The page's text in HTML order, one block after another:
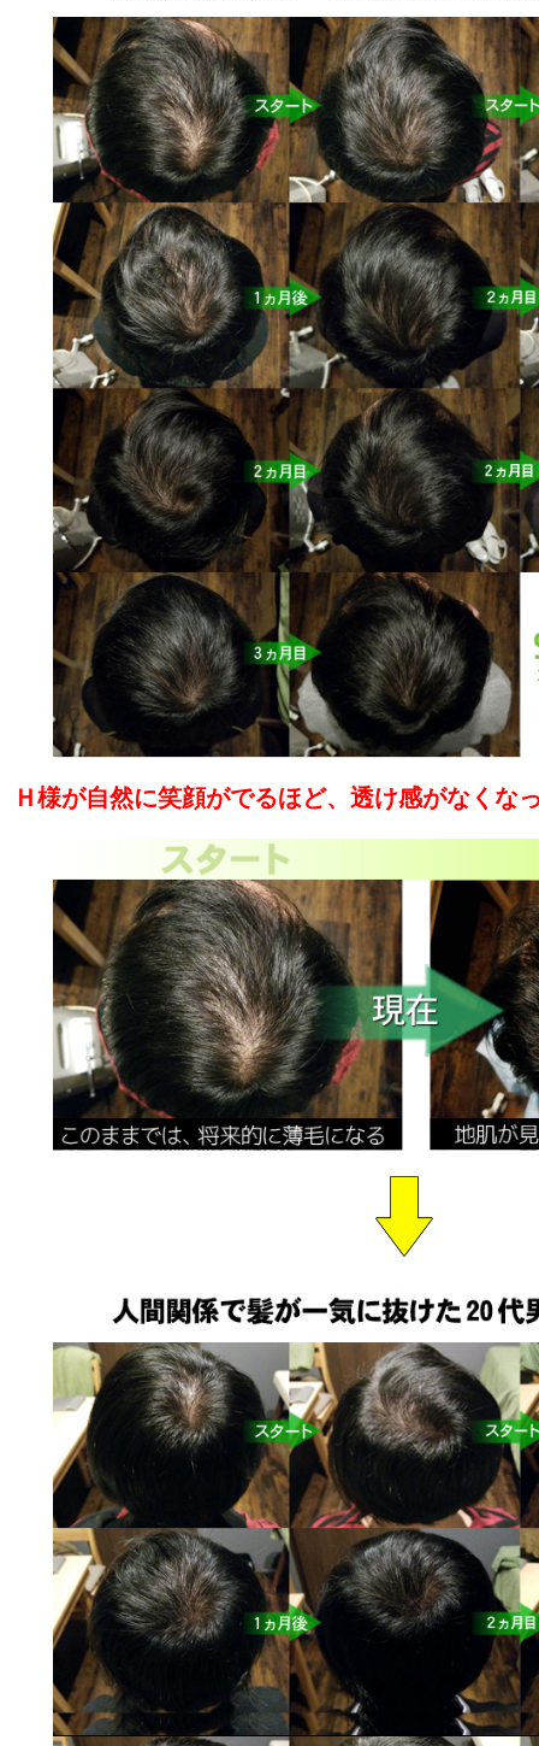
Ｈ様が自然に笑顔がでるほど、透け感がなくな